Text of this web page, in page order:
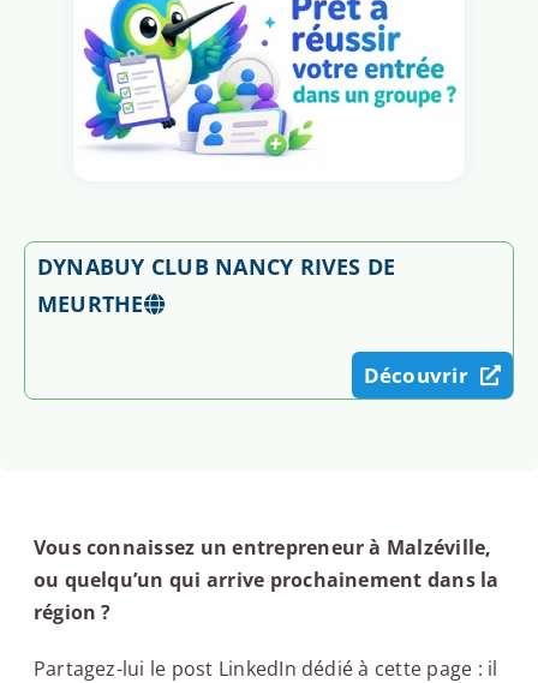
DYNABUY CLUB NANCY RIVES DE
MEURTHE
Découvrir
Vous connaissez un entrepreneur à Malzéville,
ou quelqu’un qui arrive prochainement dans la
région ?
Partagez-lui le post LinkedIn dédié à cette page : il